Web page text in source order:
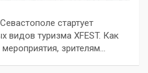
стартует
видов туризма XFEST. Как
зрителям…